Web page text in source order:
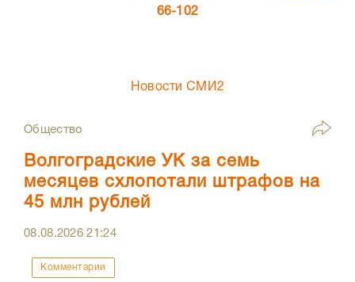
66-102
Новости СМИ2
Общество
Волгоградские УК за семь
месяцев схлопотали штрафов на
45 млн рублей
08.08.202621:24
Комментарии